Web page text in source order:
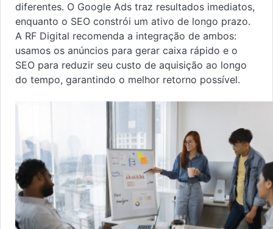
diferentes. O Google Ads traz resultados imediatos,
enquanto o SEO constrói um ativo de longo prazo.
A RF Digital recomenda a integração de ambos:
usamos os anúncios para gerar caixa rápido e o
SEO para reduzir seu custo de aquisição ao longo
do tempo, garantindo o melhor retorno possível.